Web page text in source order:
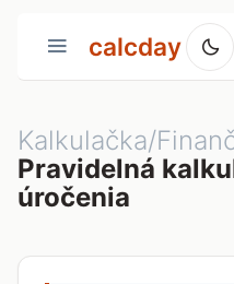
calcday
Kalkulačka/
Pravidelná
úročenia